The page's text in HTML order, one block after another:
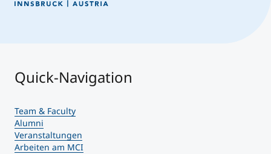
Quick-Navigation
Team & Faculty
Alumni
Veranstaltungen
Arbeiten am MCI